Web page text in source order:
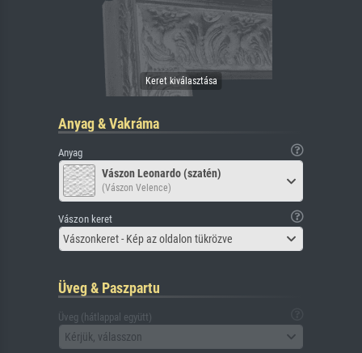
Anyag & Vakráma
Anyag
Vászon Leonardo (szatén)
(Vászon Velence)
Vászon keret
Vászonkeret - Kép az oldalon tükrözve
Üveg & Paszpartu
Üveg (hátlappal együtt)
Kérjük, válasszon